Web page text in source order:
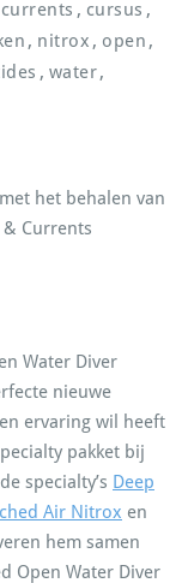
currents , cursus ,
, nitrox , open ,
, water,
het behalen van
& Currents
Water Diver
nieuwe
ervaring wil heeft
pakket bij
specialty’s Deep
Air Nitrox en
hem samen
Open Water Diver